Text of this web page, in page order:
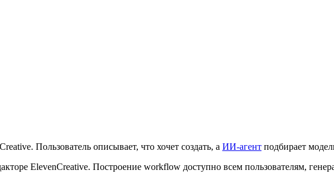
Пользователь описывает, что хочет создать, а ИИ-агент подбирает
ElevenCreative. Построение workflow доступно всем пользователям,